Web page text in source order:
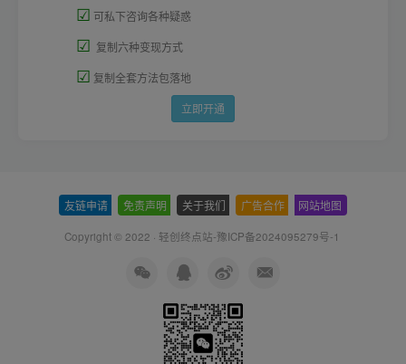
☑ 可私下咨询各种疑惑
☑ 复制六种变现方式
☑ 复制全套方法包落地
立即开通
友链申请 免责声明 关于我们 广告合作 网站地图
Copyright © 2022 · 轻创终点站-豫ICP备2024095279号-1